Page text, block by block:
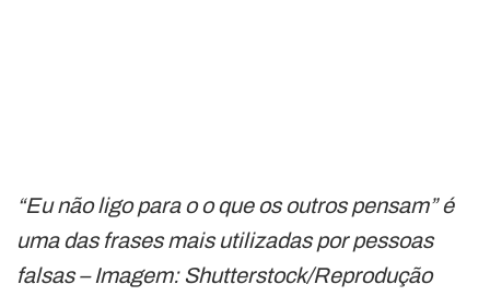
“Eu não ligo para o o que os outros pensam” é
uma das frases mais utilizadas por pessoas
falsas – Imagem: Shutterstock/Reprodução